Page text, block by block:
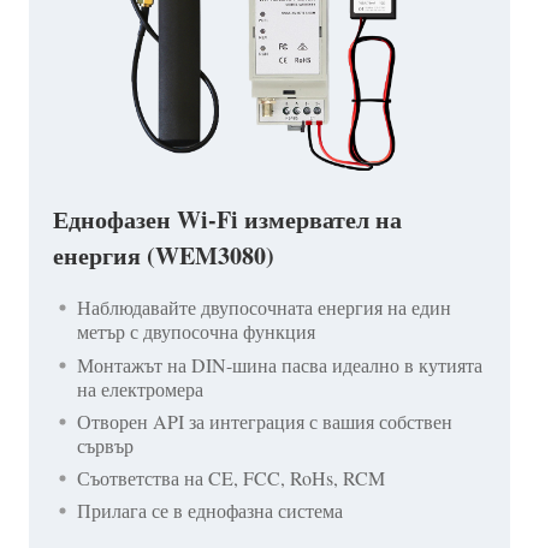
Еднофазен Wi-Fi измервател на
енергия (WEM3080)
Наблюдавайте двупосочната енергия на един
метър с двупосочна функция
Монтажът на DIN-шина пасва идеално в кутията
на електромера
Отворен API за интеграция с вашия собствен
сървър
Съответства на CE, FCC, RoHs, RCM
Прилага се в еднофазна система